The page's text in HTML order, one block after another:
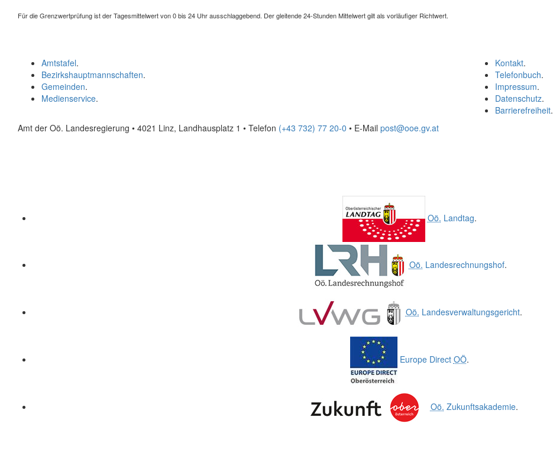
Für die Grenzwertprüfung ist der Tagesmittelwert von 0 bis 24 Uhr ausschlaggebend. Der gleitende 24-Stunden Mittelwert gilt als vorläufiger Richtwert.
Kontakt.
Telefonbuch.
Impressum.
Datenschutz.
Barrierefreiheit.
Amtstafel.
Bezirkshauptmannschaften.
Gemeinden.
Medienservice.
Amt der Oö. Landesregierung • 4021 Linz, Landhausplatz 1 • Telefon (+43 732) 77 20-0 • E-Mail post@ooe.gv.at
Oö. Landtag.
Oö. Landesrechnungshof.
Oö. Landesverwaltungsgericht.
Europe Direct OÖ.
Oö. Zukunftsakademie.